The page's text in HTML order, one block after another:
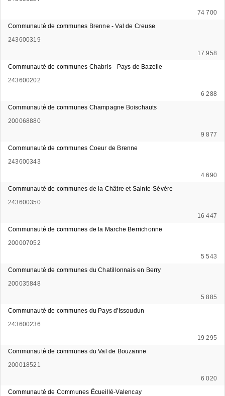
74 700
Communauté de communes Brenne - Val de Creuse
243600319
17 958
Communauté de communes Chabris - Pays de Bazelle
243600202
6 288
Communauté de communes Champagne Boischauts
200068880
9 877
Communauté de communes Coeur de Brenne
243600343
4 690
Communauté de communes de la Châtre et Sainte-Sévère
243600350
16 447
Communauté de communes de la Marche Berrichonne
200007052
5 543
Communauté de communes du Chatillonnais en Berry
200035848
5 885
Communauté de communes du Pays d'Issoudun
243600236
19 295
Communauté de communes du Val de Bouzanne
200018521
6 020
Communauté de Communes Écueillé-Valencay